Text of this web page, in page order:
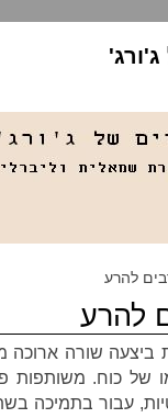
להרע
להרע
ביצעה שורה
של כוח. משותפות
עבור בתמיכה